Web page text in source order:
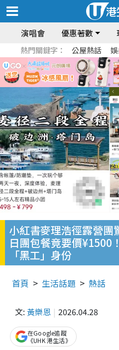
演唱會 優惠著數
熱門關鍵字： 公屋熱話
小紅書麥理浩徑露營團
日團包餐竟要價¥1500
「黑工」身份
首頁 生活話題 熱話
文: 黃樂恩 2026.04.28
在Google追蹤
《UHK 港生活》